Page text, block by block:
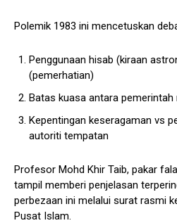
Polemik 1983 ini mencetuskan
Penggunaan hisab (kiraan
(pemerhatian)
Batas kuasa antara pemerintah
Kepentingan keseragaman vs
autoriti tempatan
Profesor Mohd Khir Taib, pakar
tampil memberi penjelasan
perbezaan ini melalui surat rasmi
Pusat Islam.